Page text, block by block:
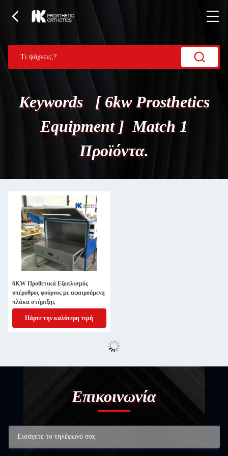
Keywords [ 6kw Prosthetics
Equipment ] Match 1
Προϊόντα.
6KW Προθετικά Εξοπλισμός
υπέρυθρος φούρνος με αφαιρούμενη
πλάκα στήριξης
Πάρτε την καλύτερη τιμή
Επικοινωνία